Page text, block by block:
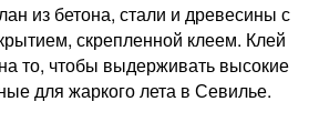
из бетона, стали и древесины с
скрепленной клеем. Клей
то, чтобы выдерживать высокие
для жаркого лета в Севилье.